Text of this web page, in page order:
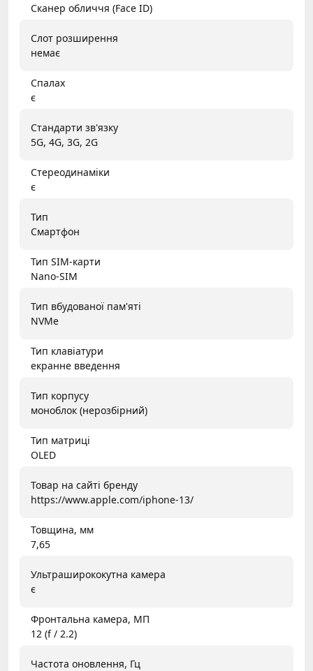
Сканер обличчя (Face ID)
Слот розширення
немає
Спалах
є
Стандарти зв'язку
5G, 4G, 3G, 2G
Стереодинаміки
є
Тип
Смартфон
Тип SIM-карти
Nano-SIM
Тип вбудованої пам'яті
NVMe
Тип клавіатури
екранне введення
Тип корпусу
моноблок (нерозбірний)
Тип матриці
OLED
Товар на сайті бренду
https://www.apple.com/iphone-13/
Товщина, мм
7,65
Ультраширококутна камера
є
Фронтальна камера, МП
12 (f / 2.2)
Частота оновлення, Гц